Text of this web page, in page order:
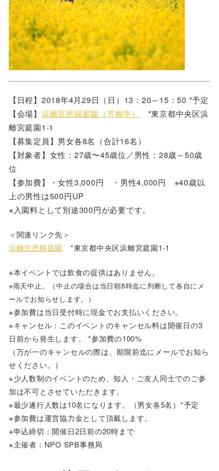
【日程】2018年4月29日（日）13：20～15：50 *予定
【会場】 浜離宮恩賜庭園（芳梅亭）
*東京都中央区浜
離宮庭園1-1
【募集定員】男女各8名（合計16名）
【対象者】女性：27歳〜45歳位／男性：28歳～50歳
位
【参加費】・女性3,000円 ・男性4,000円 ※40歳以
上の男性は500円UP
※入園料として別途300円が必要です。
＜関連リンク先＞
浜離宮恩賜庭園 *東京都中央区浜離宮庭園1-1
※本イベントでは飲食の提供はありません。
※雨天中止。（中止の場合は当日朝8時迄に判断して各自にメ
ールでお知らせします。）
※参加費は当日受付時に現金でお支払いください。
※キャンセル：このイベントのキャンセル料は開催日の3
日前から発生します。 *参加費の100%
（万が一のキャンセルの際は、期限前迄にメールでお知ら
せください。）
※少人数制のイベントのため、知人・ご友人同士でのご参
加は不可とさせていただきます。
※最少遂行人数は10名になります。（男女各5名）*予定
※参加費は運営協力金として頂戴します。
※申込締切：開催日2日前の20時まで
※主催者：NPO SPB事務局